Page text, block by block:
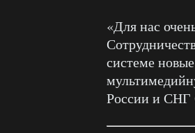
«Для нас
системе
России и СНГ